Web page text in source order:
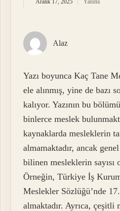
Aralık 17, 2025 Yanıtla
Alaz
Yazı boyunca Kaç Tane
ele alınmış, yine de bazı
kalıyor. Yazının bu
binlerce meslek
kaynaklarda mesleklerin
almamaktadır, ancak
bilinen mesleklerin sayısı
Örneğin, Türkiye İş
Meslekler Sözlüğü’nde
almaktadır. Ayrıca, çeşitli